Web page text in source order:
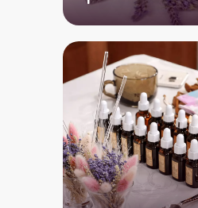
от 13 000 от